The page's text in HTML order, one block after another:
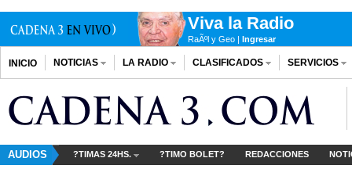
Viva la Radio
RaÃºl y Geo | Ingresar
INICIO NOTICIAS LA RADIO CLASIFICADOS SERVICIOS
AUDIOS ?TIMAS 24HS. ?TIMO BOLET? REDACCIONES